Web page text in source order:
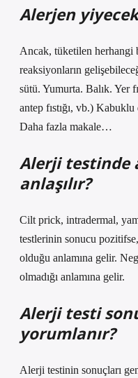
Alerjen
Ancak, tüketilen herhangi
reaksiyonların
sütü. Yumurta. Balık. Yer
antep fıstığı, vb.)
Daha fazla makale…
Alerji testinde
anlaşılır?
Cilt prick, intradermal,
testlerinin sonucu
olduğu anlamına gelir.
olmadığı anlamına gelir.
Alerji testi
yorumlanır?
Alerji testinin sonuçları